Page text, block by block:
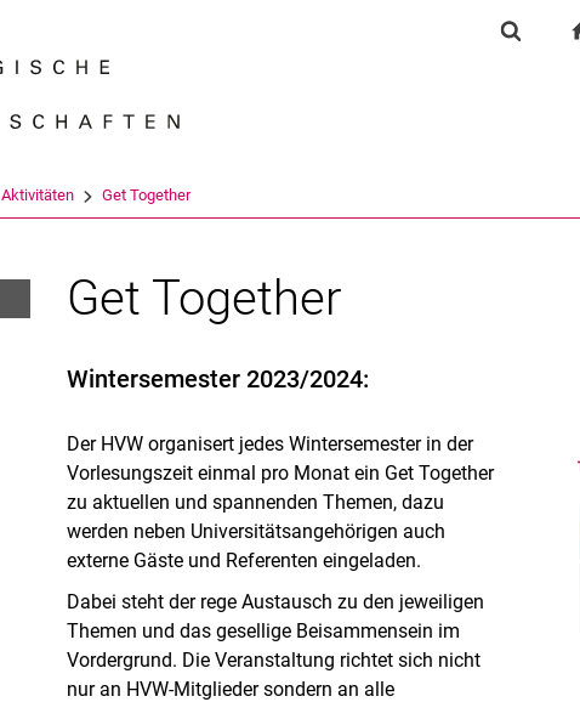
Springe direkt zu: Inhalt
Springe direkt zu: Suche
Springe direkt zu:
Aktivitäten Get Together
Get Together
Wintersemester 2023/2024:
Der HVW organisert jedes Wintersemester in der
Vorlesungszeit einmal pro Monat ein Get Together
zu aktuellen und spannenden Themen, dazu
werden neben Universitätsangehörigen auch
externe Gäste und Referenten eingeladen.
Dabei steht der rege Austausch zu den jeweiligen
Themen und das gesellige Beisammensein im
Vordergrund. Die Veranstaltung richtet sich nicht
nur an HVW-Mitglieder sondern an alle